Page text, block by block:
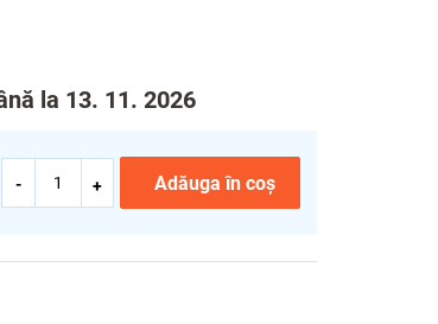
la 13. 11. 2026
Adăuga în coş